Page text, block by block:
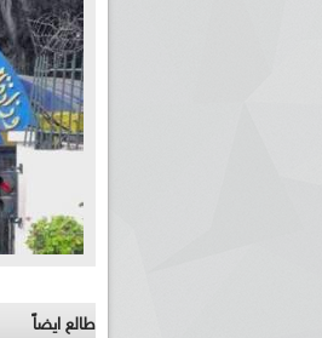
طالع ايضاً